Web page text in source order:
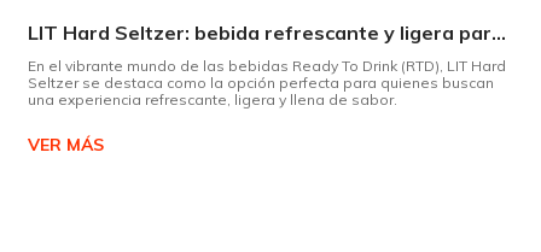
LIT Hard Seltzer: bebida refrescante y ligera para disfrutar de este verano
En el vibrante mundo de las bebidas Ready To Drink (RTD), LIT Hard
Seltzer se destaca como la opción perfecta para quienes buscan
una experiencia refrescante, ligera y llena de sabor.
VER MÁS